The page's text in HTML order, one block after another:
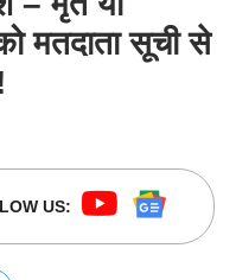
मतदाता सूची से
US: